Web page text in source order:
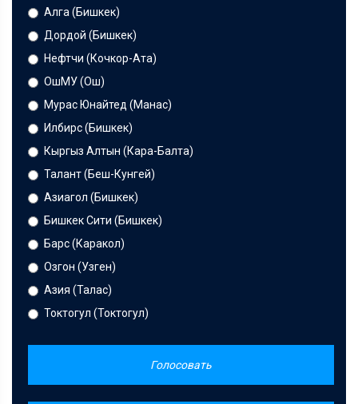
Алга (Бишкек)
Дордой (Бишкек)
Нефтчи (Кочкор-Ата)
ОшМУ (Ош)
Мурас Юнайтед (Манас)
Илбирс (Бишкек)
Кыргыз Алтын (Кара-Балта)
Талант (Беш-Кунгей)
Азиагол (Бишкек)
Бишкек Сити (Бишкек)
Барс (Каракол)
Озгон (Узген)
Азия (Талас)
Токтогул (Токтогул)
Голосовать